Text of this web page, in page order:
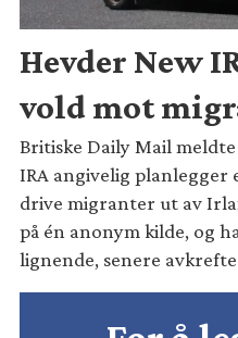
Hevder New
vold mot
Britiske Daily Mail
IRA angivelig planlegger
drive migranter ut av
på én anonym kilde, og
lignende, senere